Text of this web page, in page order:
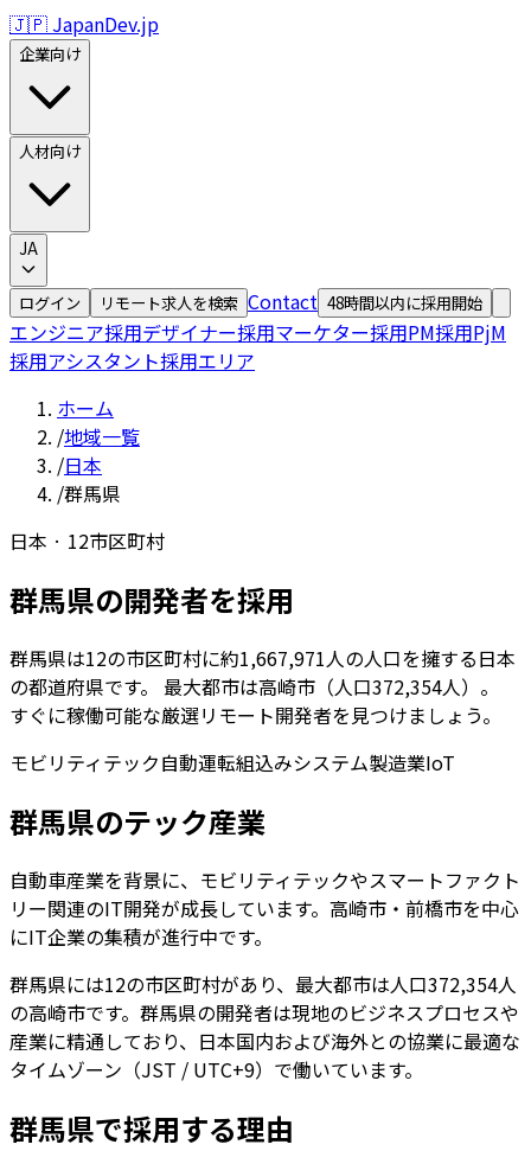
🇯🇵 JapanDev.jp
企業向け
人材向け
JA
ログイン リモート求人を検索 Contact 48時間以内に採用開始
エンジニア採用デザイナー採用マーケター採用PM採用PjM
採用アシスタント採用エリア
ホーム
/地域一覧
/日本
/群馬県
日本 · 12市区町村
群馬県の開発者を採用
群馬県は12の市区町村に約1,667,971人の人口を擁する日本
の都道府県です。 最大都市は高崎市 （人口372,354人）。
すぐに稼働可能な厳選リモート開発者を見つけましょう。
モビリティテック自動運転組込みシステム製造業IoT
群馬県のテック産業
自動車産業を背景に、モビリティテックやスマートファクト
リー関連のIT開発が成長しています。高崎市・前橋市を中心
にIT企業の集積が進行中です。
群馬県には12の市区町村があり、最大都市は人口372,354人
の高崎市です。 群馬県の開発者は現地のビジネスプロセスや
産業に精通しており、日本国内および海外との協業に最適な
タイムゾーン（JST / UTC+9）で働いています。
群馬県で採用する理由